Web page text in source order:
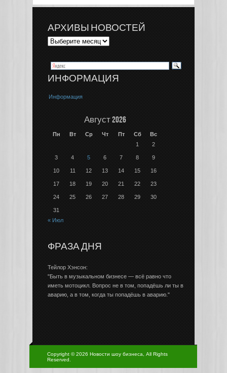
АРХИВЫ НОВОСТЕЙ
ИНФОРМАЦИЯ
Информация
Август 2026
Пн Вт Ср Чт Пт Сб
Вс
1
2
3 4 5 6 7 8 9
10 11 12 13 14 15 16
17 18 19 20 21 22 23
24 25 26 27 28 29 30
31
« Июл
ФРАЗА ДНЯ
Тейлор Хэнсон:
"Быть в музыкальном бизнесе — всё равно что
иметь мотоцикл. Вопрос не в том, попадёшь ли ты в
аварию, а в том, когда ты попадёшь в аварию."
Copyright © 2026 Новости шоу бизнеса, All Rights
Reserved.